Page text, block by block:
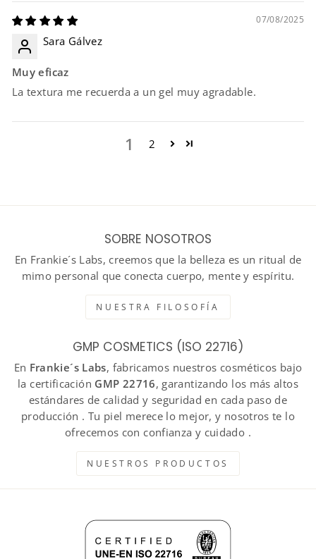
07/08/2025
Sara Gálvez
Muy eficaz
La textura me recuerda a un gel muy agradable.
1 2
SOBRE NOSOTROS
En Frankie´s Labs, creemos que la belleza es un ritual de
mimo personal que conecta cuerpo, mente y espíritu.
NUESTRA FILOSOFÍA
GMP COSMETICS (ISO 22716)
En Frankie´s Labs, fabricamos nuestros cosméticos bajo
la certificación GMP 22716, garantizando los más altos
estándares de calidad y seguridad en cada paso de
producción . Tu piel merece lo mejor, y nosotros te lo
ofrecemos con confianza y cuidado .
NUESTROS PRODUCTOS